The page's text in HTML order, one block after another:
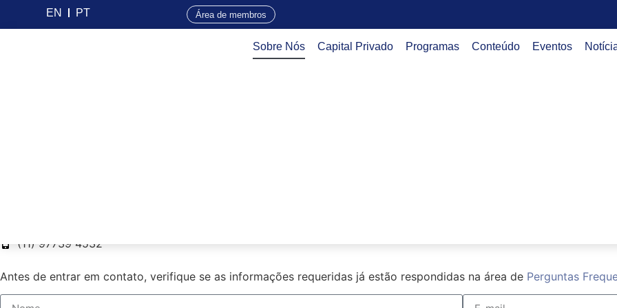
EN PT Área de membros
Sobre Nós Capital Privado Programas Conteúdo Eventos
(11) 97739 4532
Antes de entrar em contato, verifique se as informações requeridas já estão respondidas na área de Perguntas